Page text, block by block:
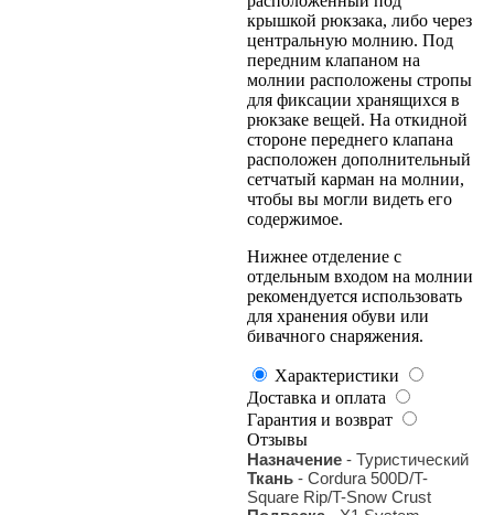
крышкой рюкзака, либо через
центральную молнию. Под
передним клапаном на
молнии расположены стропы
для фиксации хранящихся в
рюкзаке вещей. На откидной
стороне переднего клапана
расположен дополнительный
сетчатый карман на молнии,
чтобы вы могли видеть его
содержимое.
Нижнее отделение с
отдельным входом на молнии
рекомендуется использовать
для хранения обуви или
бивачного снаряжения.
Характеристики
Доставка и оплата
Гарантия и возврат
Отзывы
Назначение - Туристический
Ткань - Cordura 500D/T-
Square Rip/T-Snow Crust